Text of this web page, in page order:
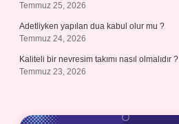
Temmuz 25, 2026
Adetliyken yapılan dua kabul olur mu ?
Temmuz 24, 2026
Kaliteli bir nevresim takımı nasıl olmalıdır ?
Temmuz 23, 2026